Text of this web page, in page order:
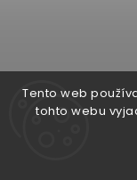
Tento web
tohto webu